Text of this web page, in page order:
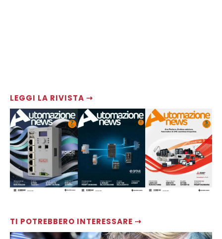
LEGGI LA RIVISTA ⇢
TI POTREBBERO INTERESSARE ⇢